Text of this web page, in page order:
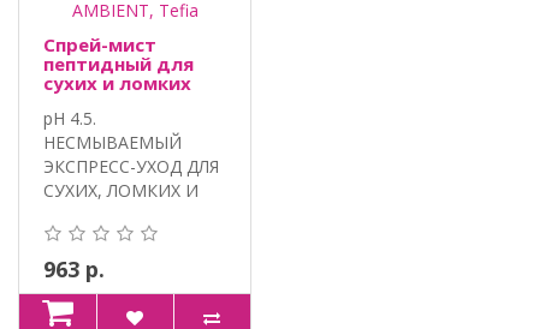
Спрей-мист
пептидный для
сухих и ломких
волос AMBIENT,
Tefia
pH 4.5.
НЕСМЫВАЕМЫЙ
ЭКСПРЕСС-УХОД ДЛЯ
СУХИХ, ЛОМКИХ И
100% VEGA..
963 р.